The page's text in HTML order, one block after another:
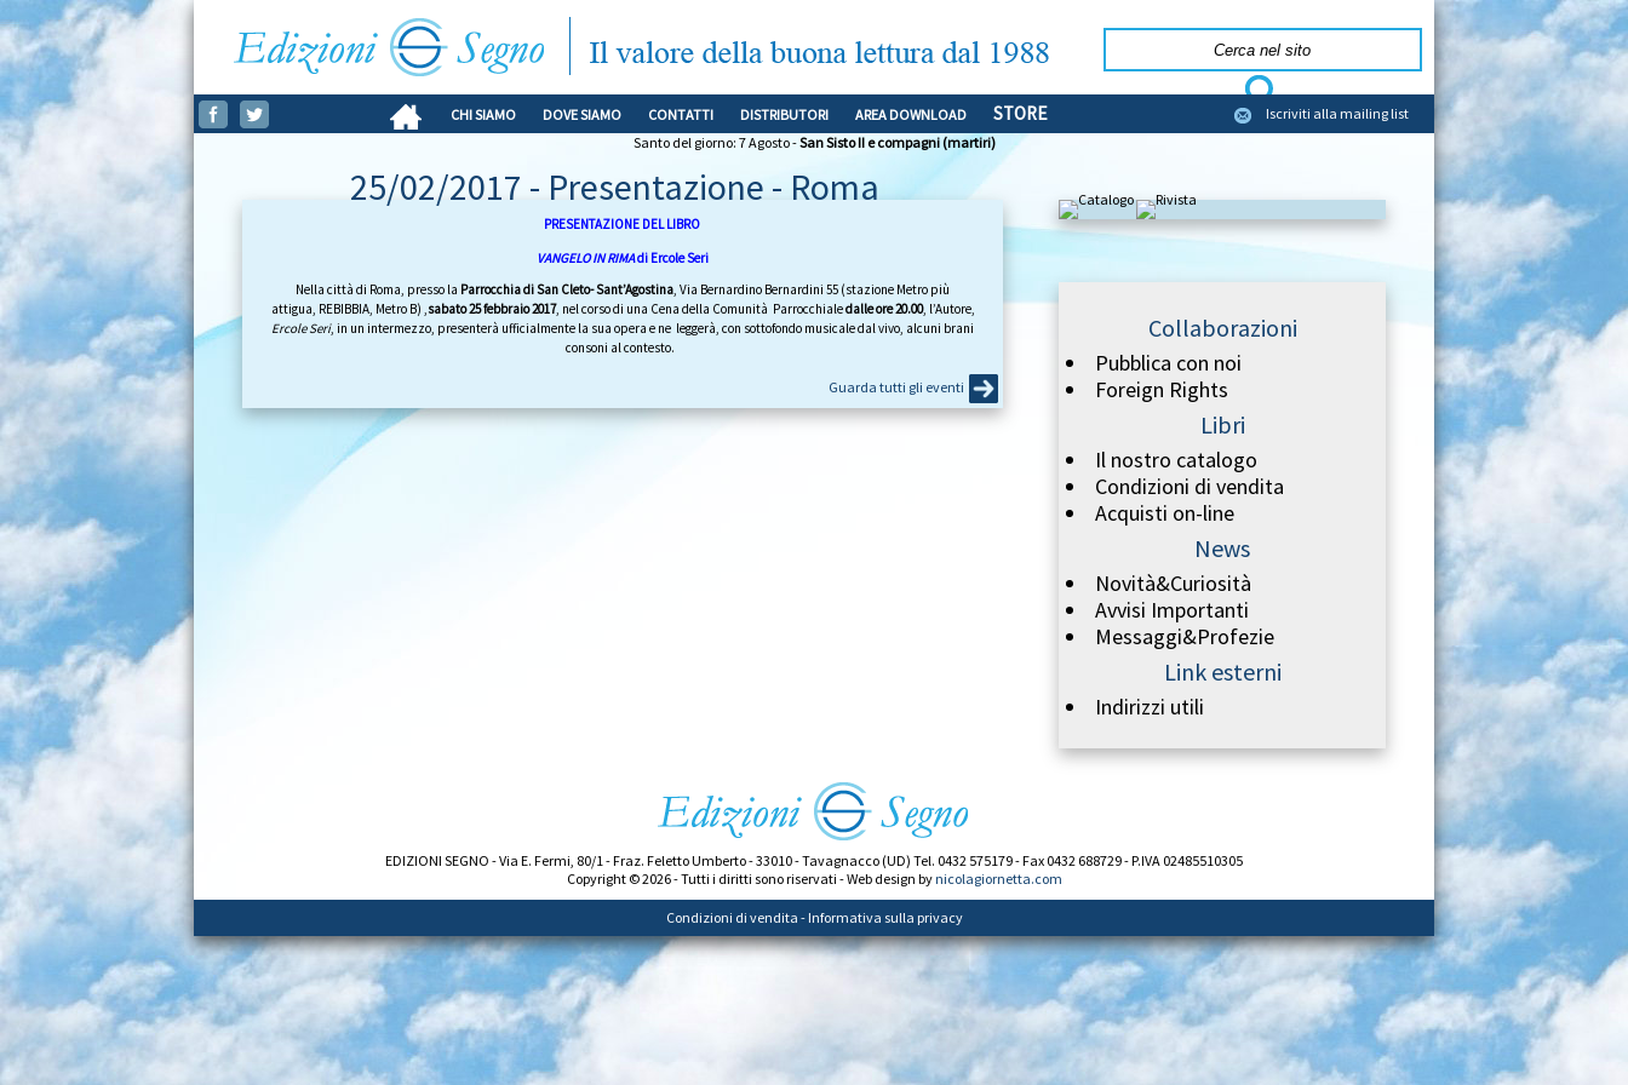
CHI SIAMO DOVE SIAMO CONTATTI DISTRIBUTORI AREA DOWNLOAD STORE
Iscriviti alla mailing list
Santo del giorno: 7 Agosto -San Sisto II e compagni (martiri)
25/02/2017 - Presentazione - Roma
PRESENTAZIONE DEL LIBRO
VANGELO IN RIMAdi Ercole Seri
Nella città di Roma, presso la Parrocchia di San Cleto- Sant’Agostina, Via Bernardino Bernardini 55 (stazione Metro più
attigua, REBIBBIA, Metro B) ,sabato 25 febbraio 2017, nel corso di una Cena della Comunità Parrocchialedalle ore 20.00, l’Autore,
Ercole Seri, in un intermezzo, presenterà ufficialmente la sua opera e ne leggerà, con sottofondo musicale dal vivo, alcuni brani
consoni al contesto.
Guarda tutti gli eventi
Collaborazioni
Pubblica con noi
Foreign Rights
Libri
Il nostro catalogo
Condizioni di vendita
Acquisti on-line
News
Novità&Curiosità
Avvisi Importanti
Messaggi&Profezie
Link esterni
Indirizzi utili
EDIZIONI SEGNO - Via E. Fermi, 80/1 - Fraz. Feletto Umberto - 33010 - Tavagnacco (UD) Tel. 0432 575179 - Fax 0432 688729 - P.IVA 02485510305
Copyright © 2026 - Tutti i diritti sono riservati - Web design by nicolagiornetta.com
Condizioni di vendita - Informativa sulla privacy